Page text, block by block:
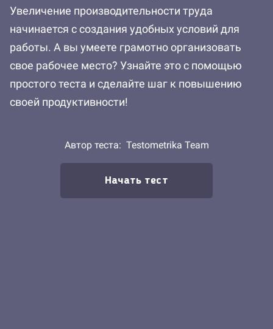
Увеличение производительности труда
начинается с создания удобных условий для
работы. А вы умеете грамотно организовать
свое рабочее место? Узнайте это с помощью
простого теста и сделайте шаг к повышению
своей продуктивности!
Автор теста: Testometrika Team
Начать тест